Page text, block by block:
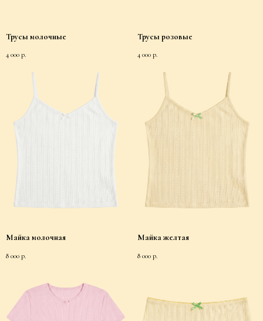
Трусы молочные
4 000 р.
Трусы розовые
4 000 р.
Майка молочная
8 000 р.
Майка желтая
8 000 р.